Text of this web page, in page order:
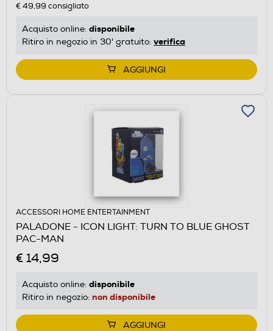
€ 49,99 consigliato
Acquisto online: disponibile
Ritiro in negozio in 30' gratuito: verifica
AGGIUNGI
ACCESSORI HOME ENTERTAINMENT
PALADONE - ICON LIGHT: TURN TO BLUE GHOST
PAC-MAN
€ 14,99
Acquisto online: disponibile
Ritiro in negozio: non disponibile
AGGIUNGI